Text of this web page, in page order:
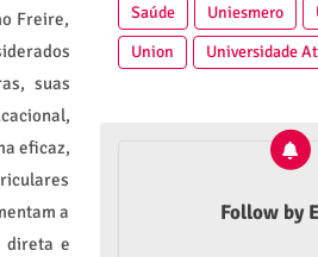
Freire,
suas
eficaz,
a
direta e
Saúde
Uniesmero
Union
Universidade
Follow by